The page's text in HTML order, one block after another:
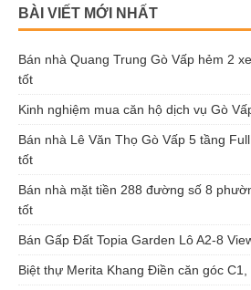
BÀI VIẾT MỚI NHẤT
Bán nhà Quang Trung Gò Vấp hẻm 2
tốt
Kinh nghiệm mua căn hộ dịch vụ Gò
Bán nhà Lê Văn Thọ Gò Vấp 5 tầng
tốt
Bán nhà mặt tiền 288 đường số 8
tốt
Bán Gấp Đất Topia Garden Lô A2-8
Biệt thự Merita Khang Điền căn góc